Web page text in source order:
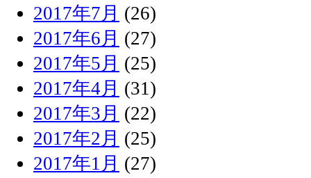
2017年7月 (26)
2017年6月 (27)
2017年5月 (25)
2017年4月 (31)
2017年3月 (22)
2017年2月 (25)
2017年1月 (27)